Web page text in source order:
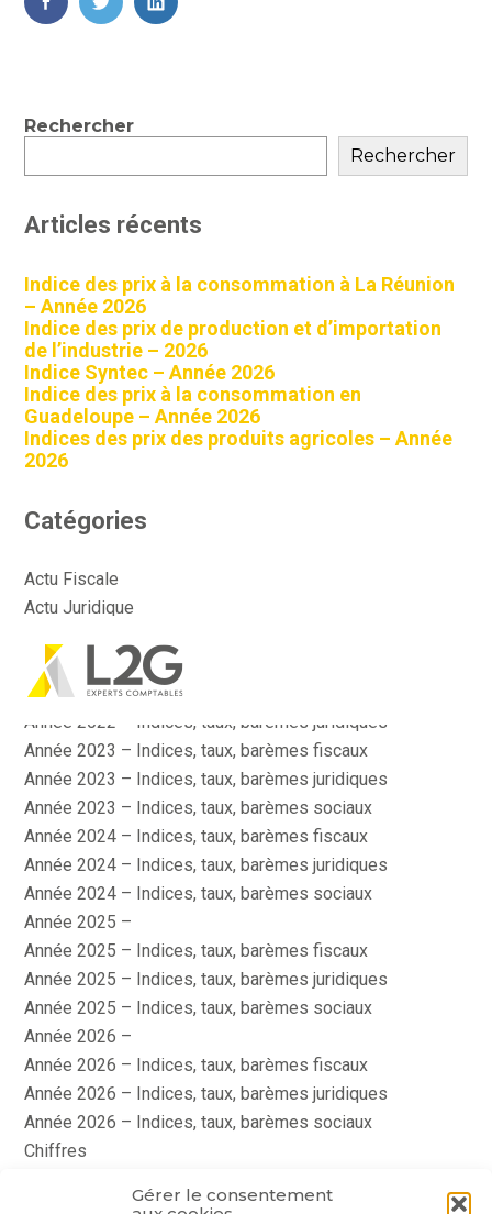
Gérer le consentement
Aller
au
FaceBook
TwitterLinkedIn
Blog
Rechercher
Rechercher
Articles récents
Indice des prix à la consommation à La Réunion
– Année 2026
Indice des prix de production et d’importation
de l’industrie – 2026
Indice Syntec – Année 2026
Indice des prix à la consommation en
Guadeloupe – Année 2026
Indices des prix des produits agricoles – Année
2026
Catégories
Actu Fiscale
Actu Juridique
Actualité
Année 2022 – Indices, taux, barèmes fiscaux
Année 2022 – Indices, taux, barèmes juridiques
Année 2023 – Indices, taux, barèmes fiscaux
Année 2023 – Indices, taux, barèmes juridiques
Année 2023 – Indices, taux, barèmes sociaux
Année 2024 – Indices, taux, barèmes fiscaux
Année 2024 – Indices, taux, barèmes juridiques
Année 2024 – Indices, taux, barèmes sociaux
Année 2025 –
Année 2025 – Indices, taux, barèmes fiscaux
Année 2025 – Indices, taux, barèmes juridiques
Année 2025 – Indices, taux, barèmes sociaux
Année 2026 –
Année 2026 – Indices, taux, barèmes fiscaux
Année 2026 – Indices, taux, barèmes juridiques
Année 2026 – Indices, taux, barèmes sociaux
Chiffres
Le coin du dirigeant